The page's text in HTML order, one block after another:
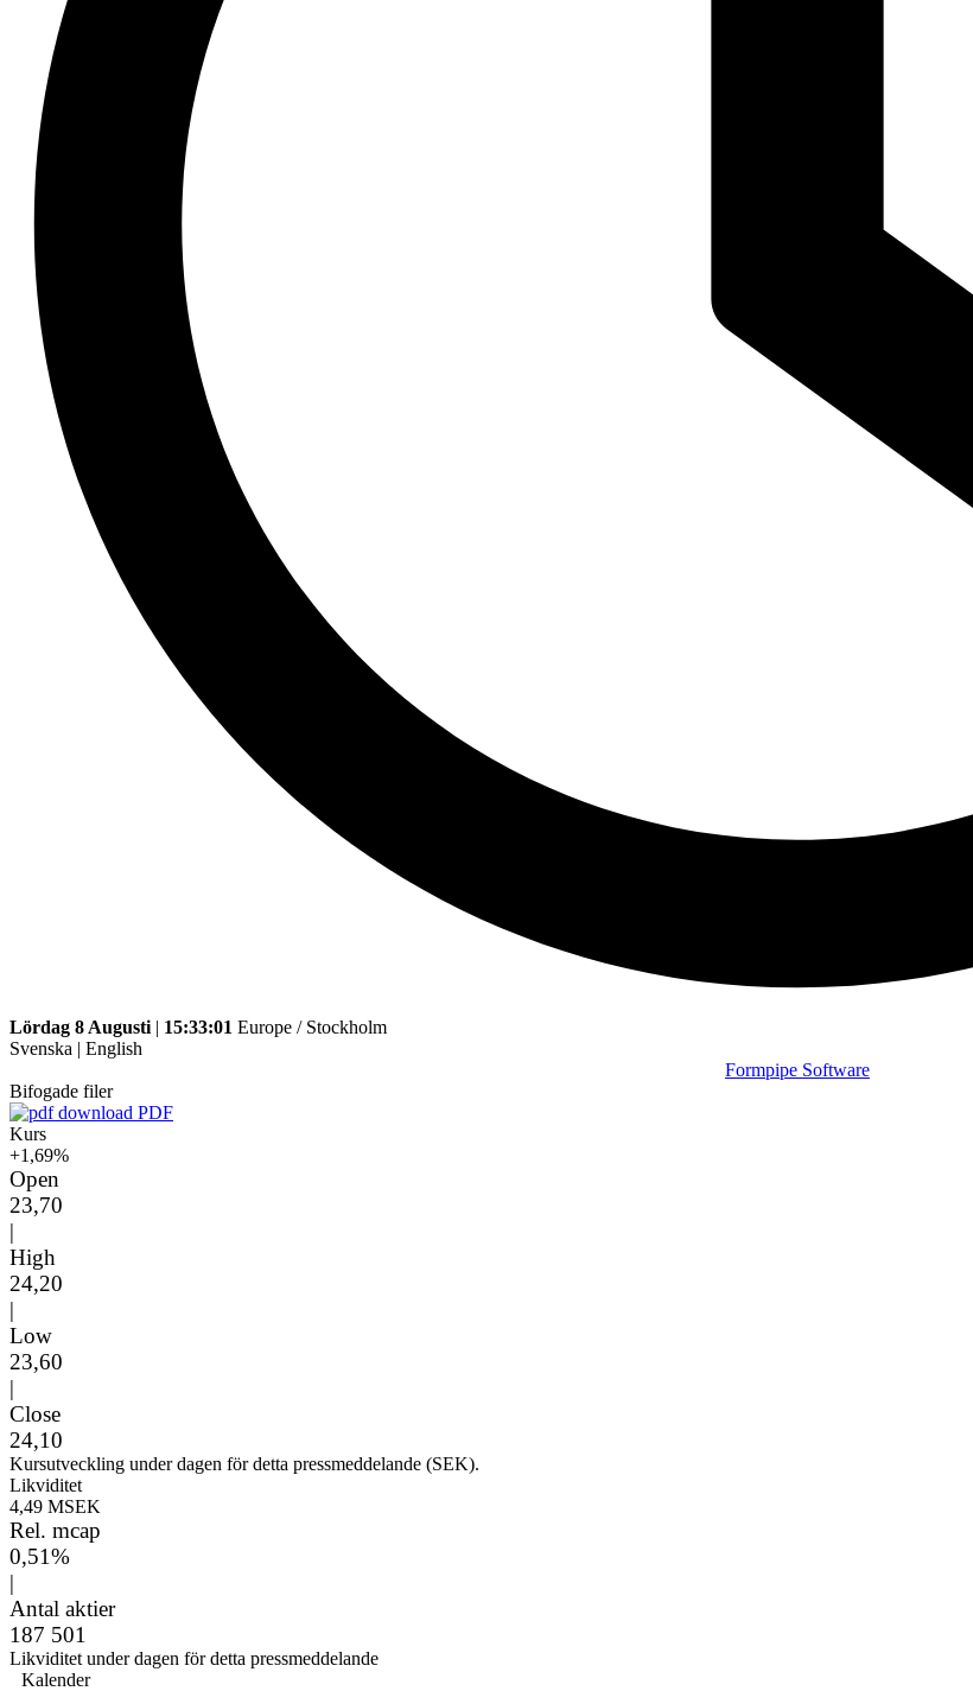
Lördag 8 Augusti | 15:33:01 Europe / Stockholm
Svenska | English
Formpipe Software
Bifogade filer
PDF
Kurs
+1,69%
Open
23,70
|
High
24,20
|
Low
23,60
|
Close
24,10
Kursutveckling under dagen för detta pressmeddelande (SEK).
Likviditet
4,49 MSEK
Rel. mcap
0,51%
|
Antal aktier
187 501
Likviditet under dagen för detta pressmeddelande
Kalender